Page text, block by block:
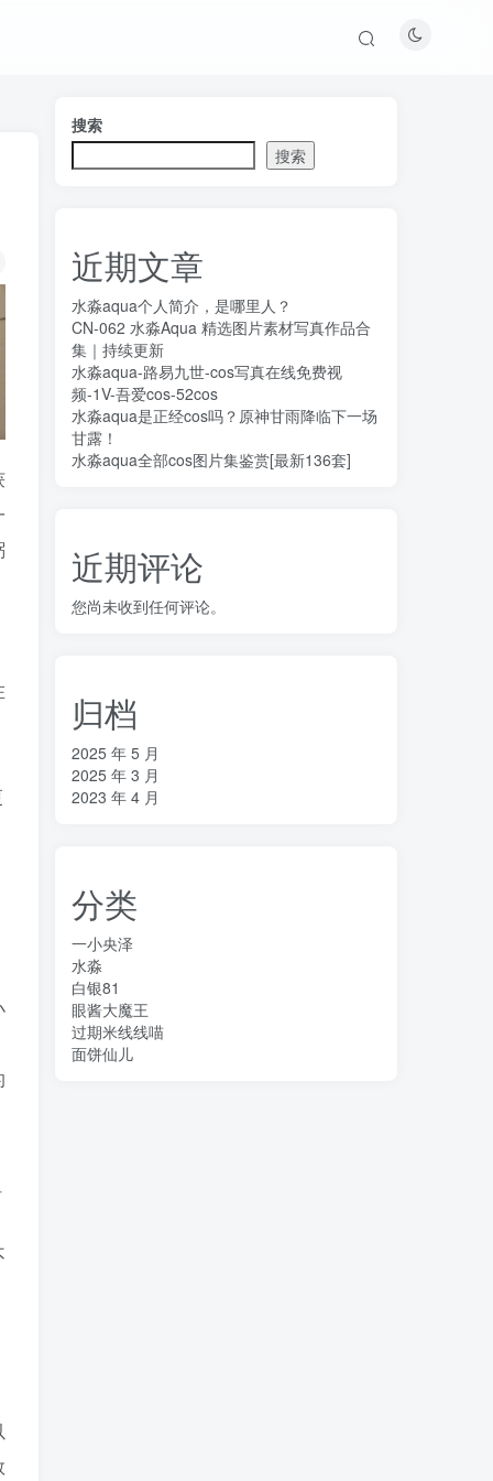
搜索
搜索
近期文章
水淼aqua个人简介，是哪里人？
CN-062 水淼Aqua 精选图片素材写真作品合
集｜持续更新
水淼aqua-路易九世-cos写真在线免费视
频-1V-吾爱cos-52cos
水淼aqua是正经cos吗？原神甘雨降临下一场
甘露！
水淼aqua全部cos图片集鉴赏[最新136套]
近期评论
您尚未收到任何评论。
归档
2025 年 5 月
2025 年 3 月
2023 年 4 月
分类
一小央泽
水淼
白银81
眼酱大魔王
过期米线线喵
面饼仙儿